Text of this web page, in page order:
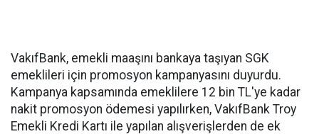
VakıfBank, emekli maaşını bankaya taşıyan SGK
emeklileri için promosyon kampanyasını duyurdu.
Kampanya kapsamında emeklilere 12 bin TL'ye kadar
nakit promosyon ödemesi yapılırken, VakıfBank Troy
Emekli Kredi Kartı ile yapılan alışverişlerden de ek